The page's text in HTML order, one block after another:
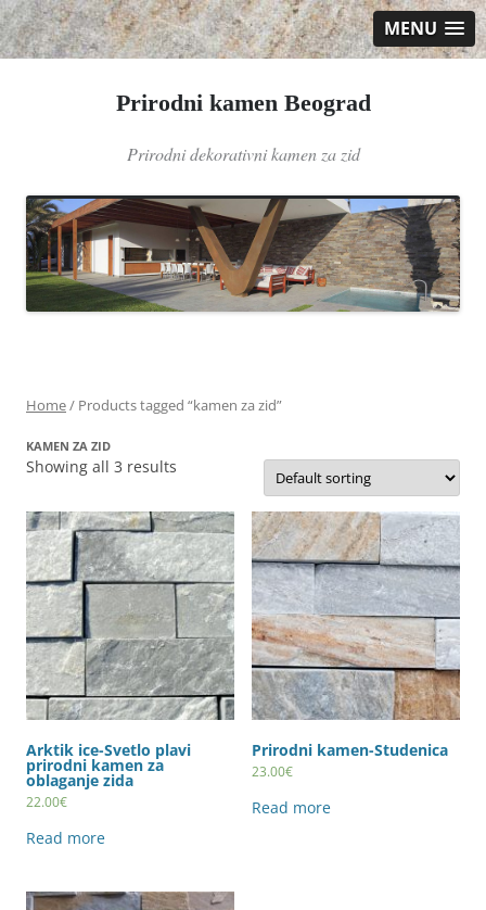
MENU
Prirodni kamen Beograd
Prirodni dekorativni kamen za zid
Home/ Products tagged “kamen za zid”
KAMEN ZA ZID
Showing all 3 results
Arktik ice-Svetlo plavi
prirodni kamen za
oblaganje zida
22.00€
Read more
Prirodni kamen-Studenica
23.00€
Read more